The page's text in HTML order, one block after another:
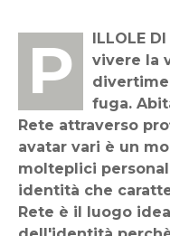
PILLOLE DI TECNOLOGIA - Si può
vivere la
fuga.
Rete attraverso
avatar vari è un
molteplici
identità che
Rete è il luogo